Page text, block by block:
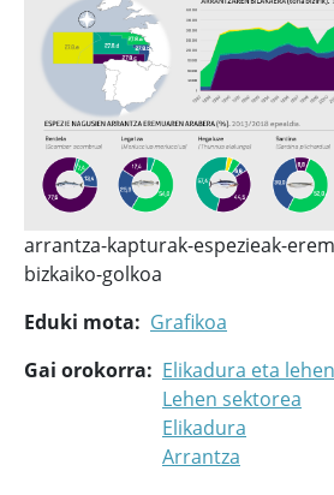
arrantza-kapturak-espezieak-
bizkaiko-golkoa
Eduki mota
Grafikoa
Gai orokorra
Elikadura eta
Lehen sektorea
Elikadura
Arrantza